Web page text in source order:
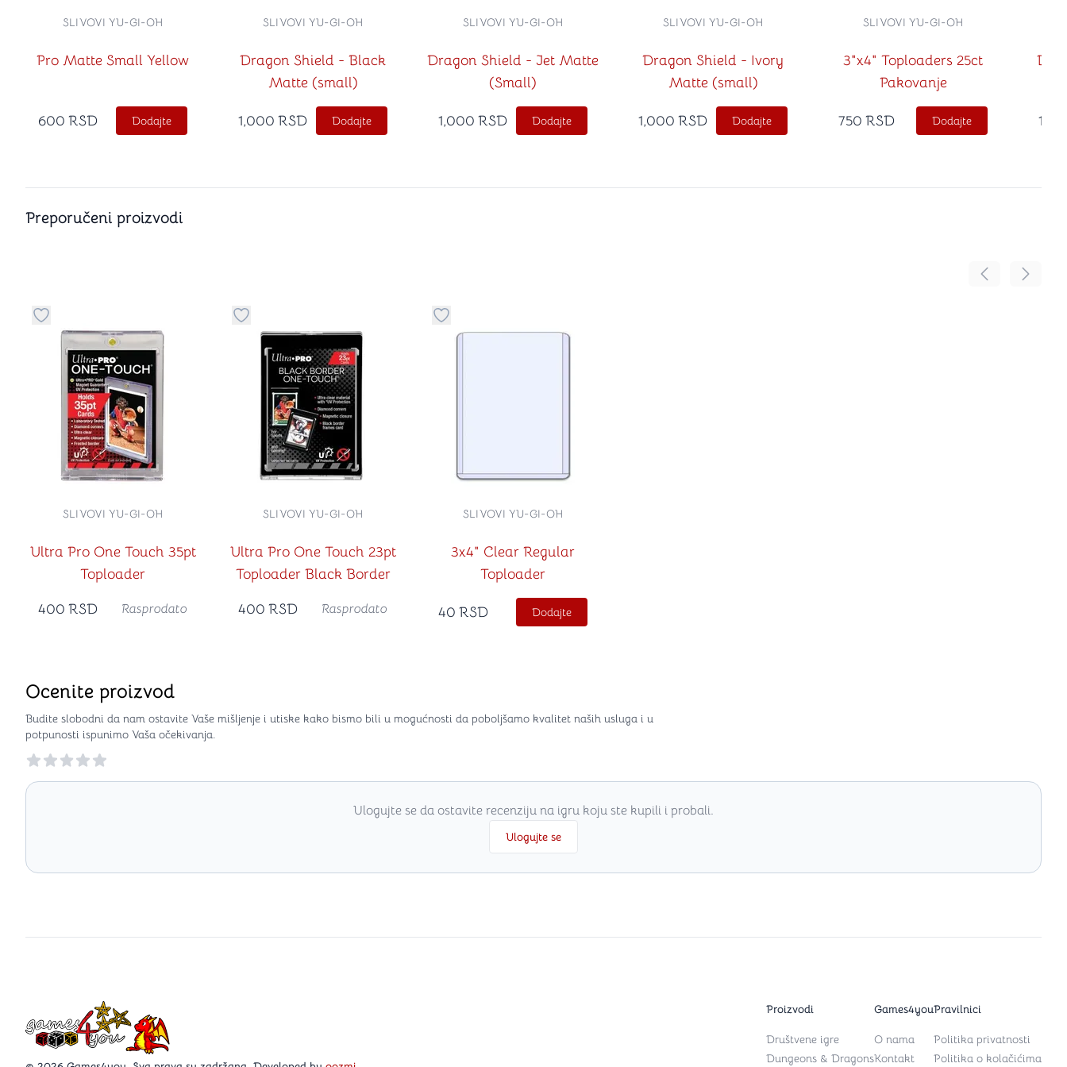
Pro Matte Small Yellow
SLIVOVI YU-GI-OH
600 RSD Dodajte
Dragon Shield - Black
Matte (small)
SLIVOVI YU-GI-OH
1,000 RSD Dodajte
Dragon Shield - Jet Matte
(Small)
SLIVOVI YU-GI-OH
1,000 RSD Dodajte
Dragon Shield - Ivory
Matte (small)
SLIVOVI YU-GI-OH
1,000 RSD Dodajte
3"x4" Toploaders 25ct
Pakovanje
SLIVOVI YU-GI-OH
750 RSD Dodajte
Preporučeni proizvodi
Pomeranje
Dugme za dodavanje stvari u kategoriju omiljeno
Ultra Pro One Touch 35pt
Toploader
SLIVOVI YU-GI-OH
400 RSD Rasprodato
Dugme za dodavanje stvari u kategoriju omiljeno
Ultra Pro One Touch 23pt
Toploader Black Border
SLIVOVI YU-GI-OH
400 RSD Rasprodato
Dugme za dodavanje stvari u kategoriju omiljeno
3x4" Clear Regular
Toploader
SLIVOVI YU-GI-OH
40 RSD Dodajte
Ocenite proizvod
Budite slobodni da nam ostavite Vaše mišljenje i utiske kako bismo bili u mogućnosti da poboljšamo kvalitet naših usluga i u
potpunosti ispunimo Vaša očekivanja.
Reviews
Ulogujte se da ostavite recenziju na igru koju ste kupili i probali.
Ulogujte se
Games4you logo Proizvodi
Društvene igre
Dungeons & Dragons
Games4you
O nama
Kontakt
Pravilnici
Politika privatnosti
Politika o kolačićima